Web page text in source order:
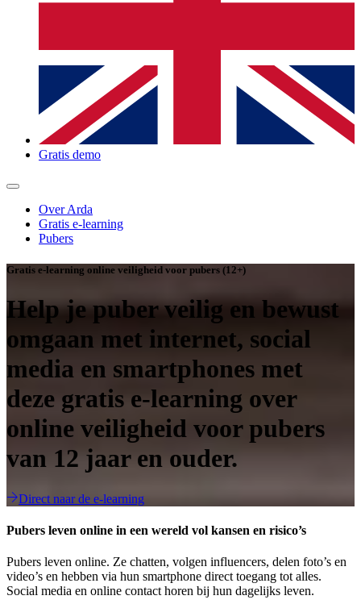
Gratis demo
Over Arda
Gratis e-learning
Pubers
Gratis e-learning online veiligheid voor pubers (12+)
Help je puber veilig en bewust
omgaan met internet, social
media en smartphones met
deze gratis e-learning over
online veiligheid voor pubers
van 12 jaar en ouder.
Direct naar de e-learning
Pubers leven online in een wereld vol kansen en risico’s
Pubers leven online. Ze chatten, volgen influencers, delen foto’s en
video’s en hebben via hun smartphone direct toegang tot alles.
Social media en online contact horen bij hun dagelijks leven.